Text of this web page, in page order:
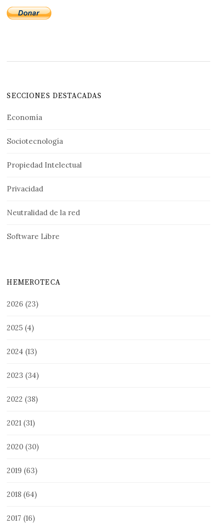
SECCIONES DESTACADAS
Economía
Sociotecnología
Propiedad Intelectual
Privacidad
Neutralidad de la red
Software Libre
HEMEROTECA
2026 (23)
2025 (4)
2024 (13)
2023 (34)
2022 (38)
2021 (31)
2020 (30)
2019 (63)
2018 (64)
2017 (16)